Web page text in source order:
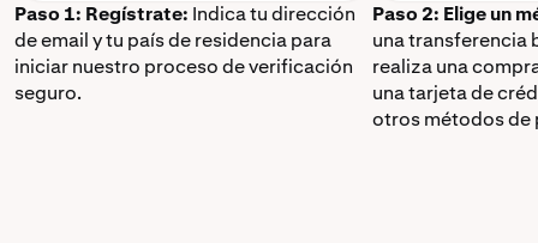
Paso 1: Regístrate: Indica tu dirección
de email y tu país de residencia para
iniciar nuestro proceso de verificación
seguro.
Paso 2: Elige un
una transferencia
realiza una
una tarjeta de
otros métodos de